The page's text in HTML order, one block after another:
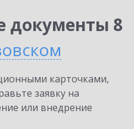
документы 8
карточками,
заявку на
или внедрение